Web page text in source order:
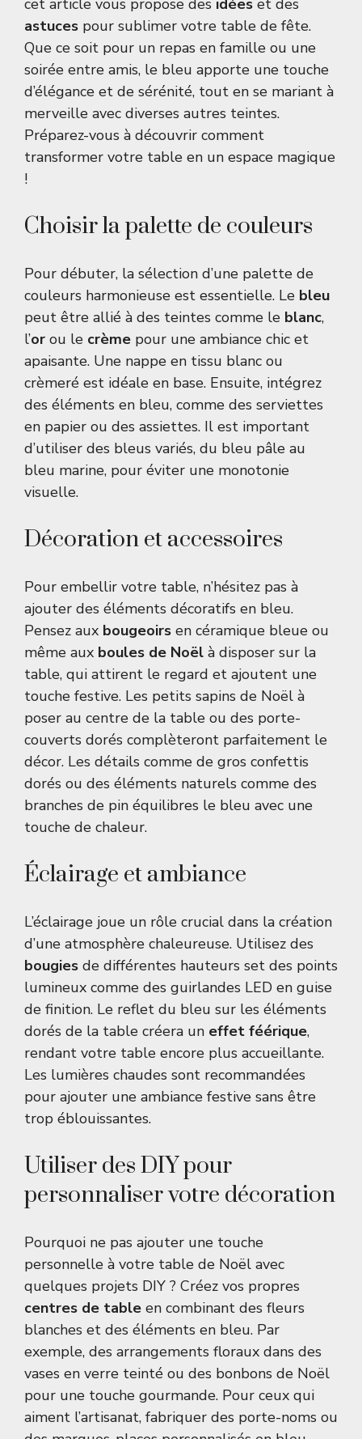
cet article vous propose des idées et des
astuces pour sublimer votre table de fête.
Que ce soit pour un repas en famille ou une
soirée entre amis, le bleu apporte une touche
d’élégance et de sérénité, tout en se mariant à
merveille avec diverses autres teintes.
Préparez-vous à découvrir comment
transformer votre table en un espace magique
!
Choisir la palette de couleurs
Pour débuter, la sélection d’une palette de
couleurs harmonieuse est essentielle. Le bleu
peut être allié à des teintes comme le blanc,
l’or ou le crème pour une ambiance chic et
apaisante. Une nappe en tissu blanc ou
crèmeré est idéale en base. Ensuite, intégrez
des éléments en bleu, comme des serviettes
en papier ou des assiettes. Il est important
d’utiliser des bleus variés, du bleu pâle au
bleu marine, pour éviter une monotonie
visuelle.
Décoration et accessoires
Pour embellir votre table, n’hésitez pas à
ajouter des éléments décoratifs en bleu.
Pensez aux bougeoirs en céramique bleue ou
même aux boules de Noël à disposer sur la
table, qui attirent le regard et ajoutent une
touche festive. Les petits sapins de Noël à
poser au centre de la table ou des porte-
couverts dorés complèteront parfaitement le
décor. Les détails comme de gros confettis
dorés ou des éléments naturels comme des
branches de pin équilibres le bleu avec une
touche de chaleur.
Éclairage et ambiance
L’éclairage joue un rôle crucial dans la création
d’une atmosphère chaleureuse. Utilisez des
bougies de différentes hauteurs set des points
lumineux comme des guirlandes LED en guise
de finition. Le reflet du bleu sur les éléments
dorés de la table créera un effet féérique,
rendant votre table encore plus accueillante.
Les lumières chaudes sont recommandées
pour ajouter une ambiance festive sans être
trop éblouissantes.
Utiliser des DIY pour
personnaliser votre décoration
Pourquoi ne pas ajouter une touche
personnelle à votre table de Noël avec
quelques projets DIY ? Créez vos propres
centres de table en combinant des fleurs
blanches et des éléments en bleu. Par
exemple, des arrangements floraux dans des
vases en verre teinté ou des bonbons de Noël
pour une touche gourmande. Pour ceux qui
aiment l’artisanat, fabriquer des porte-noms ou